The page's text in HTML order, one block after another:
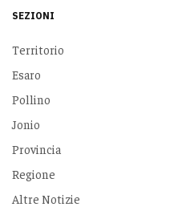
SEZIONI
Territorio
Esaro
Pollino
Jonio
Provincia
Regione
Altre Notizie